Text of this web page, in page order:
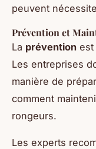
peuvent
Prévention et
La prévention est
Les entreprises
manière de
comment
rongeurs.
Les experts